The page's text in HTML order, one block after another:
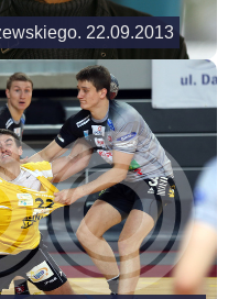
22.09.2013